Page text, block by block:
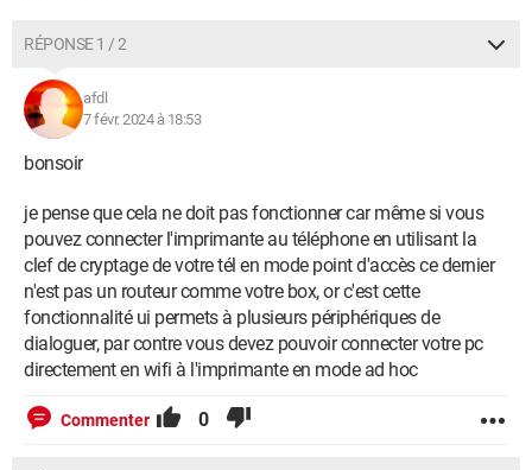
RÉPONSE 1 / 2
afdl
7 févr. 2024 à 18:53
bonsoir
je pense que cela ne doit pas fonctionner car même si vous
pouvez connecter l'imprimante au téléphone en utilisant la
clef de cryptage de votre tél en mode point d'accès ce dernier
n'est pas un routeur comme votre box, or c'est cette
fonctionnalité ui permets à plusieurs périphériques de
dialoguer, par contre vous devez pouvoir connecter votre pc
directement en wifi à l'imprimante en mode ad hoc
Commenter 0